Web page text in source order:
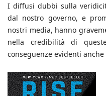
I diffusi dubbi sulla
dal nostro governo, e
nostri media, hanno
nella credibilità di
conseguenze evidenti